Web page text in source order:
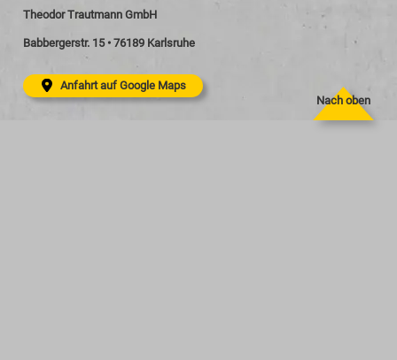
Theodor Trautmann GmbH
Babbergerstr. 15 • 76189 Karlsruhe
Anfahrt auf Google Maps
Nach oben